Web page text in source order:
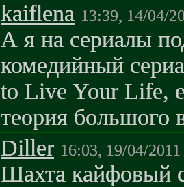
kaiflena 13:39, 14/04/
А я на сериалы
комедийный
to Live Your Life,
теория большого
Diller 16:03, 19/04/2011
Шахта кайфовый